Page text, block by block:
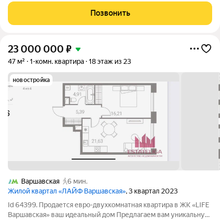
продуманное пространство для жизни, созданное
Позвонить
23 000 000 ₽
47 м² 1-комн. квартира 18 этаж из 23
новостройка
Варшавская
6 мин.
Жилой квартал «ЛАЙФ Варшавская», 3 квартал 2023
Id 64399. Продается евро-двухкомнатная квартира в ЖК «LIFE
Варшавская» ваш идеальный дом Предлагаем вам уникальную